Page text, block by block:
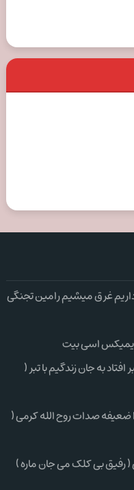
غرق میشیم رامین تجنگی
ریمیکس اسی بیت
به جان زندگیم با تبر (
صدات روح الله کرمی (
( رفیق بی کلک می جان ماره )